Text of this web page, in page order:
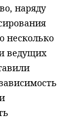
наряду
несколько
ведущих